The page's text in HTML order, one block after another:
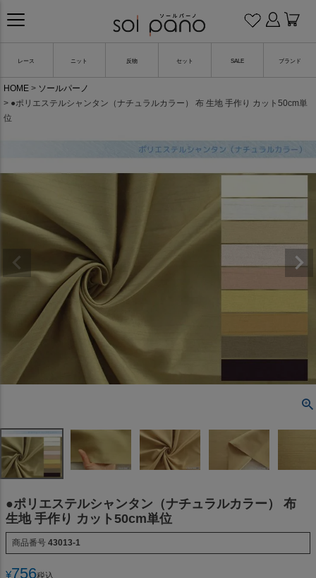
レース ニット 反物 セット SALE ブランド
HOME
ソールパーノ
●ポリエステルシャンタン（ナチュラルカラー） 布 生地 手作り カット50cm単
位
●ポリエステルシャンタン（ナチュラルカラー） 布
生地 手作り カット50cm単位
商品番号 43013-1
¥756